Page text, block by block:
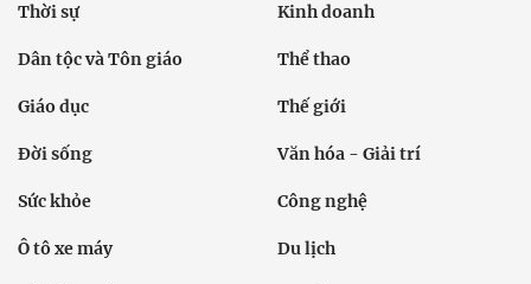
Thời sự Kinh doanh
Dân tộc và Tôn giáo Thể thao
Giáo dục Thế giới
Đời sống Văn hóa - Giải trí
Sức khỏe Công nghệ
Ô tô xe máy Du lịch